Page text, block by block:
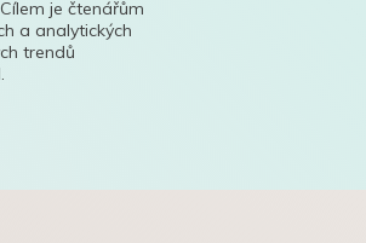
je čtenářům
a analytických
trendů